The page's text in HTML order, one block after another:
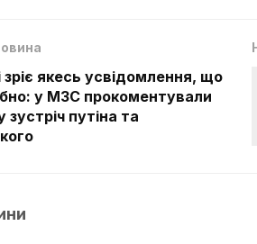
зріє якесь усвідомлення, що
у МЗС прокоментували
путіна та